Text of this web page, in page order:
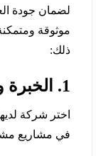
لضمان جودة
موثوقة
ذلك:
1. الخبرة والتخصص
اختر شركة
في مشاريع